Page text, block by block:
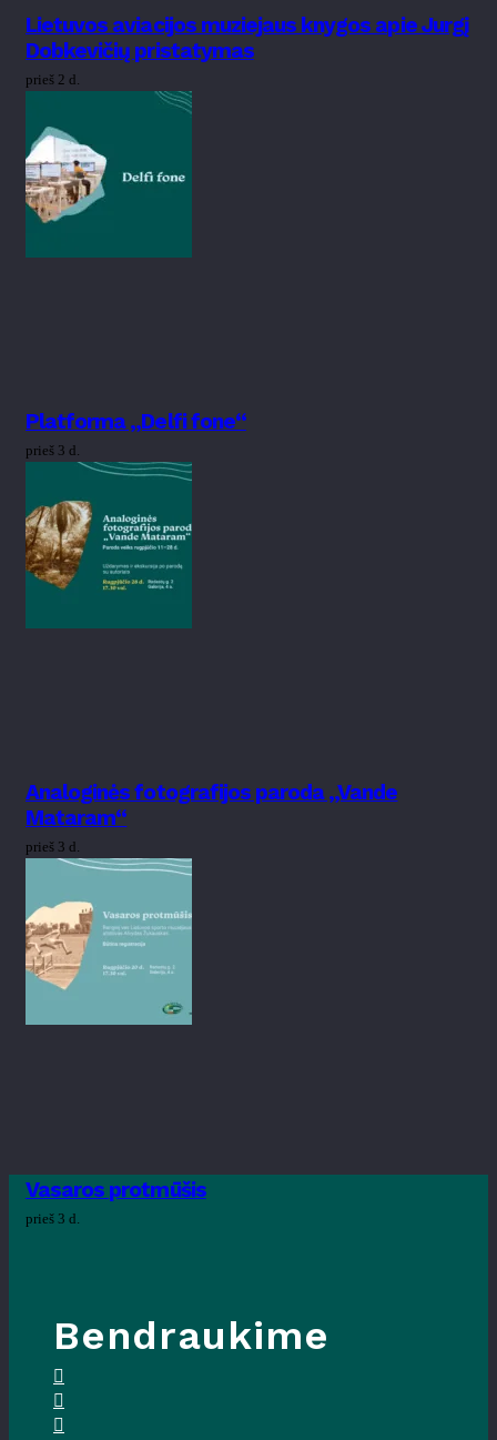
Lietuvos aviacijos muziejaus knygos apie Jurgį
Dobkevičių pristatymas
prieš 2 d.
Platforma „Delfi fone“
prieš 3 d.
Analoginės fotografijos paroda „Vande
Mataram“
prieš 3 d.
Vasaros protmūšis
prieš 3 d.
Bendraukime